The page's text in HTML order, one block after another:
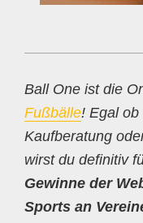
Ball One ist die
Fußbälle! Egal ob
Kaufberatung
wirst du definitiv
Gewinne der
Sports an